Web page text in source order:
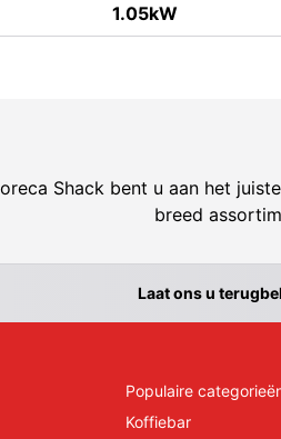
1.05kW
Shack bent u aan het
breed
Laat ons u
Populaire
Koffiebar